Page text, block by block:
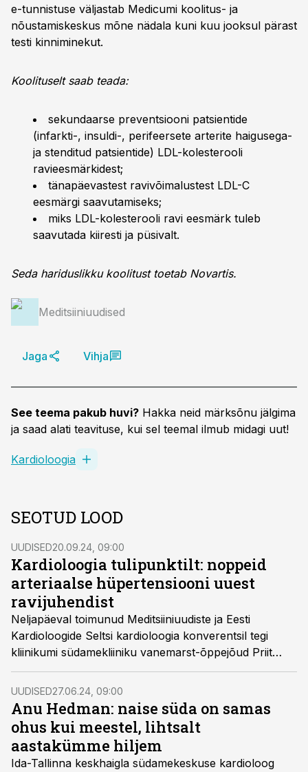
e-tunnistuse väljastab Medicumi koolitus- ja
nõustamiskeskus mõne nädala kuni kuu jooksul pärast
testi kinniminekut.
Koolituselt saab teada:
sekundaarse preventsiooni patsientide
(infarkti-, insuldi-, perifeersete arterite haigusega-
ja stenditud patsientide) LDL-kolesterooli
ravieesmärkidest;
tänapäevastest ravivõimalustest LDL-C
eesmärgi saavutamiseks;
miks LDL-kolesterooli ravi eesmärk tuleb
saavutada kiiresti ja püsivalt.
Seda hariduslikku koolitust toetab Novartis.
Meditsiiniuudised
Jaga Vihja
See teema pakub huvi? Hakka neid märksõnu jälgima
ja saad alati teavituse, kui sel teemal ilmub midagi uut!
Kardioloogia
SEOTUD LOOD
UUDISED20.09.24, 09:00
Kardioloogia tulipunktilt: noppeid
arteriaalse hüpertensiooni uuest
ravijuhendist
Neljapäeval toimunud Meditsiiniuudiste ja Eesti
Kardioloogide Seltsi kardioloogia konverentsil tegi
kliinikumi südamekliiniku vanemarst-õppejõud Priit
Pauklin ettekande ESC arteriaalse hüpertensiooni
uuest ravijuhendist.
UUDISED27.06.24, 09:00
Anu Hedman: naise süda on samas
ohus kui meestel, lihtsalt
aastakümme hiljem
Ida-Tallinna keskhaigla südamekeskuse kardioloog